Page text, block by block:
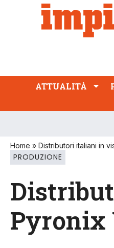
ATTUALITÀ
PROFESSIONE
ATTUALITÀ
Home » Distributori italiani in
PRODUZIONE
Pyronix